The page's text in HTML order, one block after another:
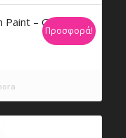
– Gel
Προσφορά!